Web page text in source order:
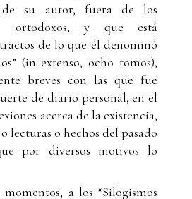
de su autor, fuera de los
ortodoxos, y que está
de lo que él denominó
(in extenso, ocho tomos),
breves con las que fue
de diario personal, en el
acerca de la existencia,
lecturas o hechos del pasado
por diversos motivos lo
a los “Silogismos